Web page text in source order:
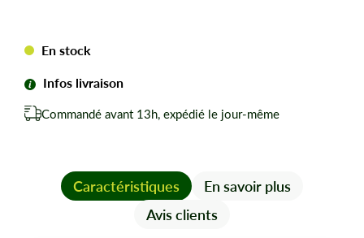
Chaîne tronçonneuse Kerwood pour amateurs avertis
du bûcheronnage.
Pour STIHL MS290.
Nombre de maillons pour cette chaîne : 84
Gouge profil demi carré.
Pour un guide d'une longueur de : 60 cm.
En stock
Infos livraison
Commandé avant 13h, expédié le jour-même
Caractéristiques
En savoir plus
Avis clients